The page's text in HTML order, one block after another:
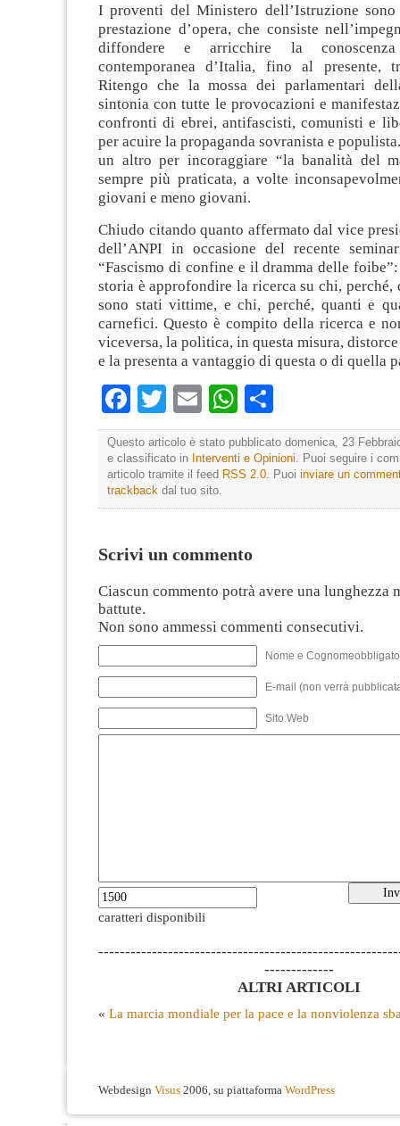
I proventi del Ministero dell’Istruzione
prestazione d’opera, che consiste
diffondere e arricchire la
contemporanea d’Italia, fino al presente,
Ritengo che la mossa dei parlamentari
sintonia con tutte le provocazioni e
confronti di ebrei, antifascisti, comunisti e
per acuire la propaganda sovranista e
un altro per incoraggiare “la banalità del
sempre più praticata, a volte
giovani e meno giovani.
Chiudo citando quanto affermato dal vice
dell’ANPI in occasione del recente
“Fascismo di confine e il dramma delle
storia è approfondire la ricerca su chi, perché,
sono stati vittime, e chi, perché, quanti e
carnefici. Questo è compito della ricerca e
viceversa, la politica, in questa misura,
e la presenta a vantaggio di questa o di quella
Facebook
TwitterEmailWhatsApp
Questo articolo è stato pubblicato domenica, 23
e classificato in Interventi e Opinioni. Puoi seguire i
articolo tramite il feed RSS 2.0. Puoi inviare un
trackback dal tuo sito.
Scrivi un commento
Ciascun commento potrà avere una lunghezza
battute.
Non sono ammessi commenti consecutivi.
Nome e
E-mail (non verrà
Sito Web
caratteri disponibili
-------------
ALTRI ARTICOLI
« La marcia mondiale per la pace e la nonviolenza
Webdesign Visus 2006, su piattaforma WordPress